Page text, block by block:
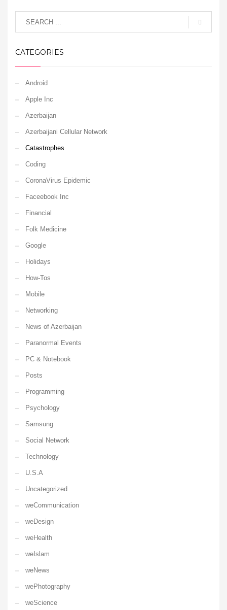
CATEGORIES
Android
Apple Inc
Azerbaijan
Azerbaijani Cellular Network
Catastrophes
Coding
CoronaVirus Epidemic
Faceebook Inc
Financial
Folk Medicine
Google
Holidays
How-Tos
Mobile
Networking
News of Azerbaijan
Paranormal Events
PC & Notebook
Posts
Programming
Psychology
Samsung
Social Network
Technology
U.S.A
Uncategorized
weCommunication
weDesign
weHealth
weIslam
weNews
wePhotography
weScience